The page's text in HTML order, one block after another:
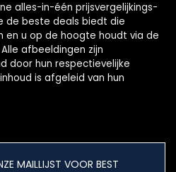
alles-in-één prijsvergelijkings-
de beste deals biedt die
en u op de hoogte houdt via de
afbeeldingen zijn
door hun respectievelijke
is afgeleid van hun
MAILLIJST VOOR BEST